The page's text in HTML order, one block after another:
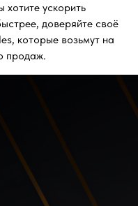
хотите ускорить
доверяйте своё
которые возьмут на
продаж.